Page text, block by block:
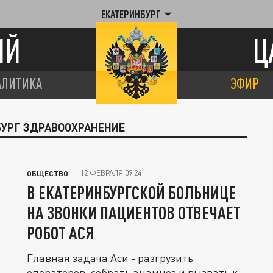
ЕКАТЕРИНБУРГ
ЭФИР
ЗДРАВООХРАНЕНИЕ
ОБЩЕСТВО 12 ФЕВРАЛЯ 09:24
В ЕКАТЕРИНБУРГСКОЙ БОЛЬНИЦЕ
НА ЗВОНКИ ПАЦИЕНТОВ ОТВЕЧАЕТ
РОБОТ АСЯ
Главная задача Аси - разгрузить